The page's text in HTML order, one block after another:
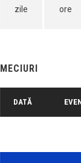
zile ore
MECIURI
DATĂ